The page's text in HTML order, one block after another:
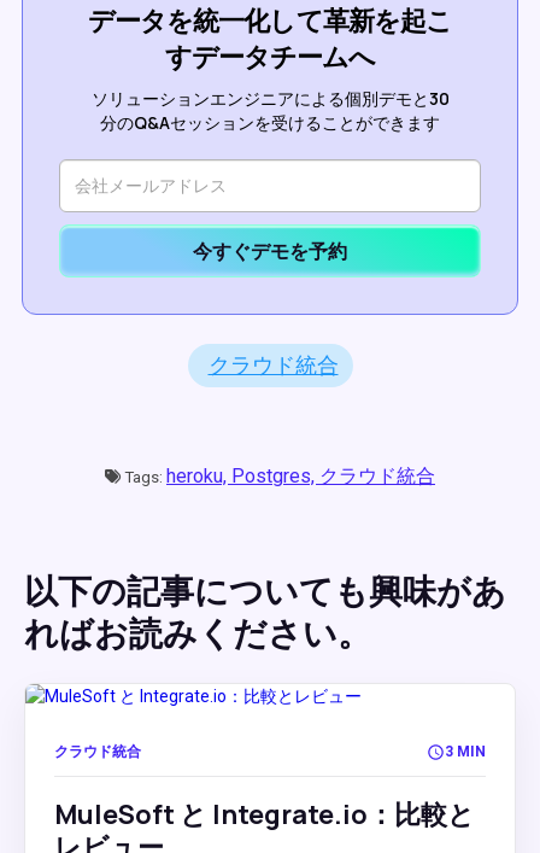
データを統一化して革新を起こ
すデータチームへ
ソリューションエンジニアによる個別デモと30
分のQ&Aセッションを受けることができます
今すぐデモを予約
クラウド統合
Tags: heroku, Postgres, クラウド統合
以下の記事についても興味があ
ればお読みください。
クラウド統合 3 MIN
MuleSoft と Integrate.io：比較と